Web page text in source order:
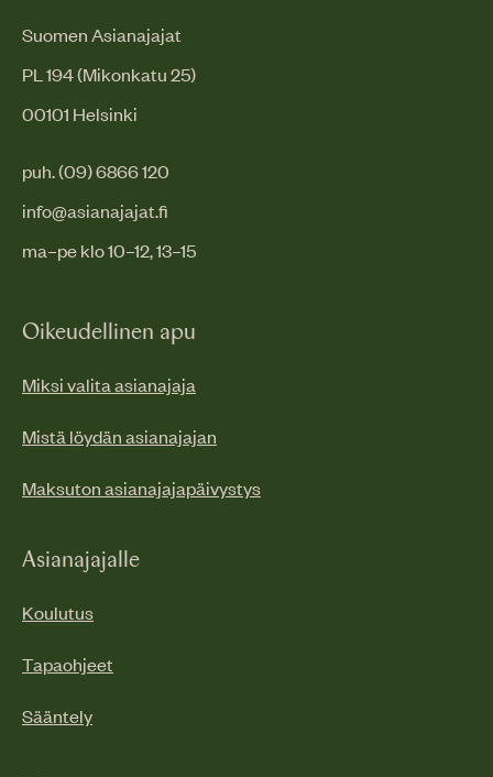
Suomen Asianajajat
PL 194 (Mikonkatu 25)
00101 Helsinki
puh. (09) 6866 120
info@asianajajat.fi
ma–pe klo 10–12, 13–15
Oikeudellinen apu
Miksi valita asianajaja
Mistä löydän asianajajan
Maksuton asianajajapäivystys
Asianajajalle
Koulutus
Tapaohjeet
Sääntely